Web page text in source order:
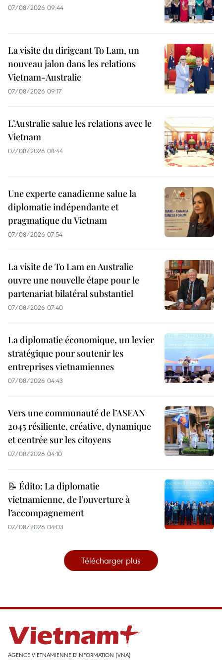
07/08/2026 09:44
La visite du dirigeant To Lam, un
nouveau jalon dans les relations
Vietnam-Australie
07/08/2026 09:17
L’Australie salue les relations avec le
Vietnam
07/08/2026 08:44
Une experte canadienne salue la
diplomatie indépendante et
pragmatique du Vietnam
07/08/2026 07:54
La visite de To Lam en Australie
ouvre une nouvelle étape pour le
partenariat bilatéral substantiel
07/08/2026 07:40
La diplomatie économique, un levier
stratégique pour soutenir les
entreprises vietnamiennes
07/08/2026 04:43
Vers une communauté de l’ASEAN
2045 résiliente, créative, dynamique
et centrée sur les citoyens
07/08/2026 04:10
📝 Édito: La diplomatie
vietnamienne, de l’ouverture à
l’accompagnement
07/08/2026 04:03
Télécharger plus
AGENCE VIETNAMIENNE D'INFORMATION (VNA)